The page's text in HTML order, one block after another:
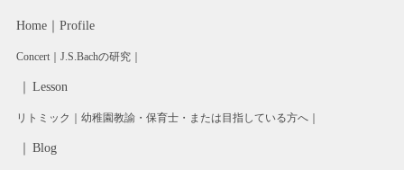
Home Profile
Concert J.S.Bachの研究
Lesson
リトミック 幼稚園教諭・保育士・または目指している方へ
Blog